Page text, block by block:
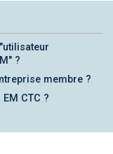
?
membre ?
CTC ?